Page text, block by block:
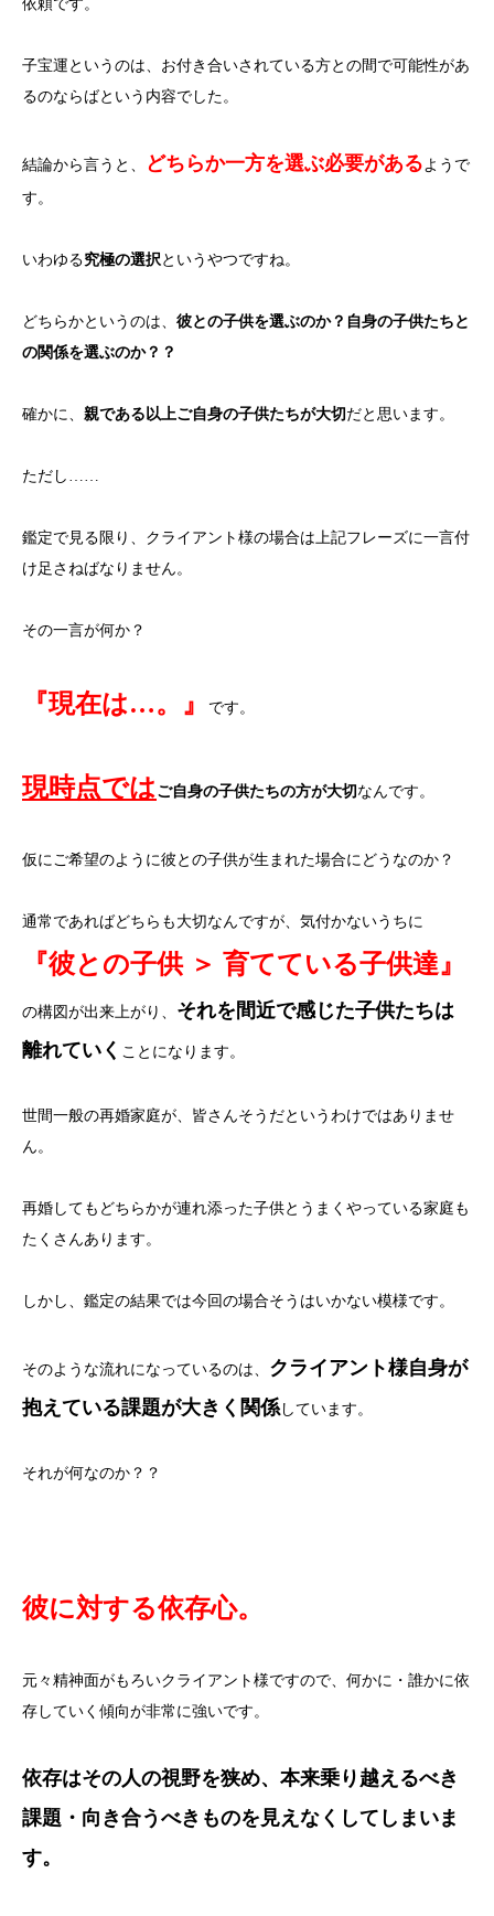
依頼です。
子宝運というのは、お付き合いされている方との間で可能性があ
るのならばという内容でした。
結論から言うと、 どちらか一方を選ぶ必要があるようで
す。
いわゆる究極の選択というやつですね。
どちらかというのは、 彼との子供を選ぶのか？自身の子供たちと
の関係を選ぶのか？？
確かに、 親である以上ご自身の子供たちが大切 だと思います。
ただし……
鑑定で見る限り、クライアント様の場合は上記フレーズに一言付
け足さねばなりません。
その一言が何か？
『現在は…。』 です。
現時点ではご自身の子供たちの方が大切 なんです。
仮にご希望のように彼との子供が生まれた場合にどうなのか？
通常であればどちらも大切なんですが、気付かないうちに
『彼との子供 ＞ 育てている子供達』
の構図が出来上がり、 それを間近で感じた子供たちは
離れていく ことになります。
世間一般の再婚家庭が、皆さんそうだというわけではありませ
ん。
再婚してもどちらかが連れ添った子供とうまくやっている家庭も
たくさんあります。
しかし、鑑定の結果では今回の場合そうはいかない模様です。
そのような流れになっているのは、 クライアント様自身が
抱えている課題が大きく関係しています。
それが何なのか？？
彼に対する依存心。
元々精神面がもろいクライアント様ですので、何かに・誰かに依
存していく傾向が非常に強いです。
依存はその人の視野を狭め、本来乗り越えるべき
課題・向き合うべきものを見えなくしてしまいま
す。